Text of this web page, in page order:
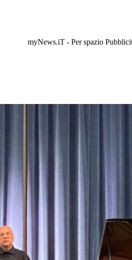
myNews.iT - Per spazio